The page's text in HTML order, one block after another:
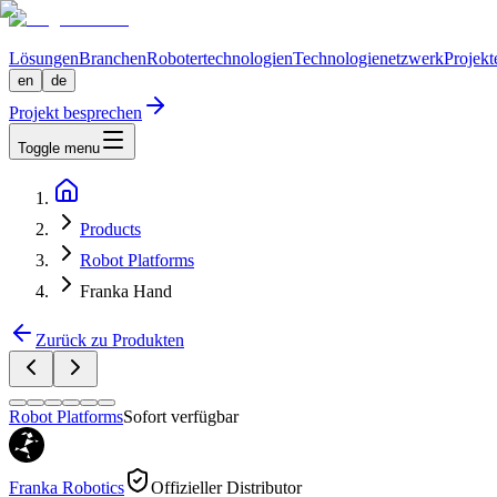
LösungenBranchenRobotertechnologienTechnologienetzwerk
en de
Projekt besprechen
Toggle menu
Products
Robot Platforms
Franka Hand
Zurück zu Produkten
Robot PlatformsSofort verfügbar
Franka Robotics Offizieller Distributor